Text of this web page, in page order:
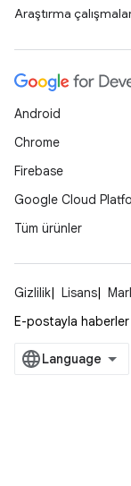
Araştırma
Android
Chrome
Firebase
Google Cloud
Tüm ürünler
Gizlilik Lisans
E-postayla haberler